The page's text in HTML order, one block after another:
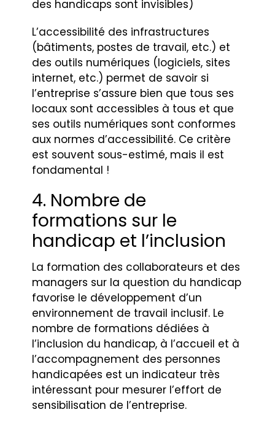
des handicaps sont invisibles)
L’accessibilité des infrastructures
(bâtiments, postes de travail, etc.) et
des outils numériques (logiciels, sites
internet, etc.) permet de savoir si
l’entreprise s’assure bien que tous ses
locaux sont accessibles à tous et que
ses outils numériques sont conformes
aux normes d’accessibilité. Ce critère
est souvent sous-estimé, mais il est
fondamental !
4. Nombre de
formations sur le
handicap et l’inclusion
La formation des collaborateurs et des
managers sur la question du handicap
favorise le développement d’un
environnement de travail inclusif. Le
nombre de formations dédiées à
l’inclusion du handicap, à l’accueil et à
l’accompagnement des personnes
handicapées est un indicateur très
intéressant pour mesurer l’effort de
sensibilisation de l’entreprise.